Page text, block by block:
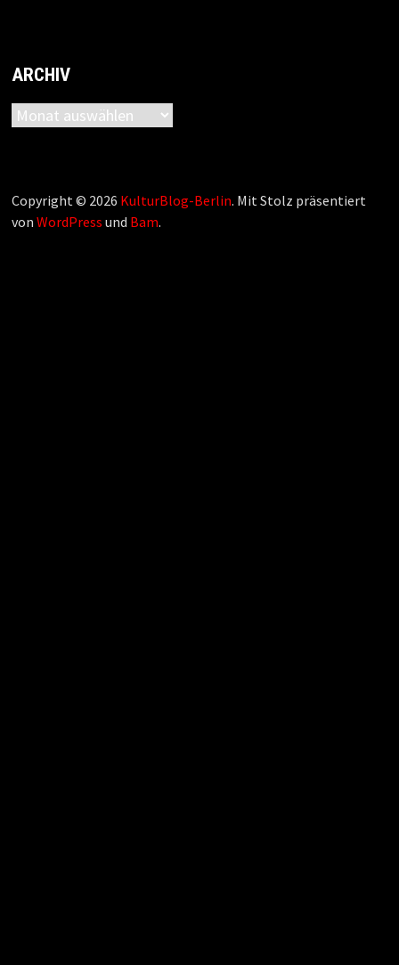
ARCHIV
Archiv
Copyright © 2026 KulturBlog-Berlin. Mit Stolz präsentiert
von WordPress und Bam.